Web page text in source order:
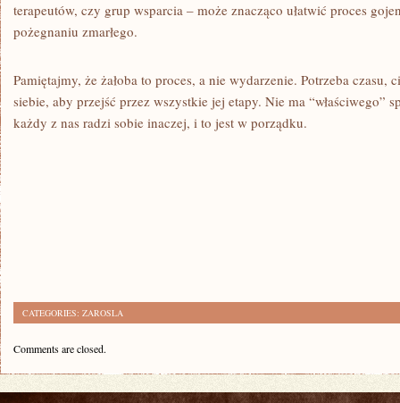
terapeutów, czy grup wsparcia – może znacząco ułatwić proces
pożegnaniu zmarłego.
Pamiętajmy, że żałoba to proces, a nie wydarzenie. Potrzeba czasu,
siebie, aby przejść przez wszystkie jej etapy. Nie ma “właściwego”
każdy z nas radzi sobie inaczej, i to jest w porządku.
CATEGORIES: ZAROSLA
Comments are closed.